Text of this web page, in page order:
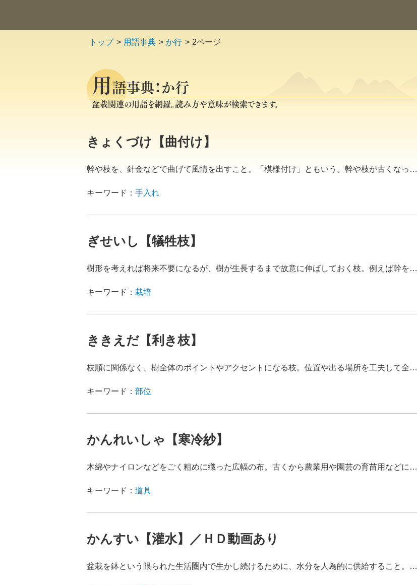
トップ 用語事典 か行 2ページ
用語事典：か行
盆栽関連の用語を網羅。読み方や意味が検索できます。
きょくづけ【曲付け】
幹や枝を、針金などで曲げて風情を出すこと。「模様付け」ともいう。幹や枝が古くなっ…
キーワード： 手入れ
ぎせいし【犠牲枝】
樹形を考えれば将来不要になるが、樹が生長するまで故意に伸ばしておく枝。例えば幹を…
キーワード： 栽培
ききえだ【利き枝】
枝順に関係なく、樹全体のポイントやアクセントになる枝。位置や出る場所を工夫して全…
キーワード： 部位
かんれいしゃ【寒冷紗】
木綿やナイロンなどをごく粗めに織った広幅の布。古くから農業用や園芸の育苗用などに…
キーワード： 道具
かんすい【灌水】／ＨＤ動画あり
盆栽を鉢という限られた生活圏内で生かし続けるために、水分を人為的に供給すること。…